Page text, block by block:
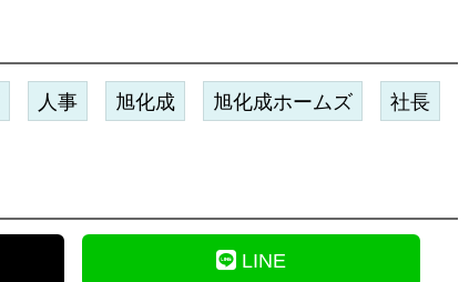
人事 旭化成 旭化成ホームズ 社長
LINE